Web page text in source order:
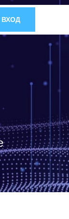
ВХОД